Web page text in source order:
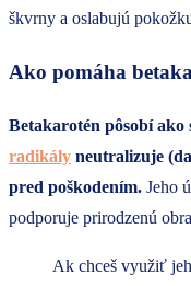
škvrny a oslabujú
Ako pomáha
Betakarotén pôsobí
radikály neutralizuje
pred poškodením. Jeho
podporuje prirodzenú
Ak chceš využiť